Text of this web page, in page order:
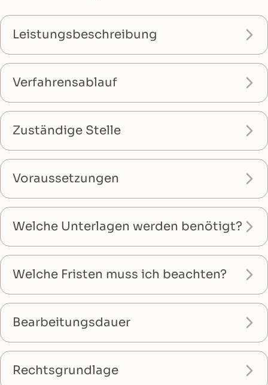
Leistungsbeschreibung
Verfahrensablauf
Zuständige Stelle
Voraussetzungen
Welche Unterlagen werden benötigt?
Welche Fristen muss ich beachten?
Bearbeitungsdauer
Rechtsgrundlage